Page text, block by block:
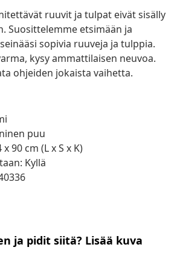
ruuvit ja tulpat eivät sisälly
Suosittelemme etsimään ja
sopivia ruuveja ja tulppia.
kysy ammattilaisen neuvoa.
ohjeiden jokaista vaihetta.
puu
90 cm (L x S x K)
Kyllä
ja pidit siitä? Lisää kuva